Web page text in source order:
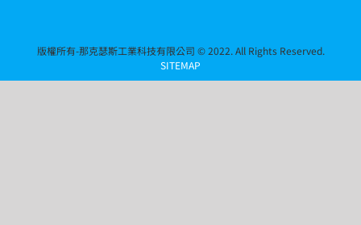
版權所有-那克瑟斯工業科技有限公司 © 2022. All Rights Reserved.
SITEMAP